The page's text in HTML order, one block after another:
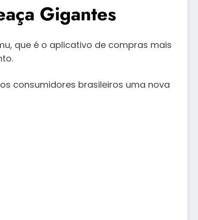
Gigantes
que é o aplicativo de compras mais
consumidores brasileiros uma nova